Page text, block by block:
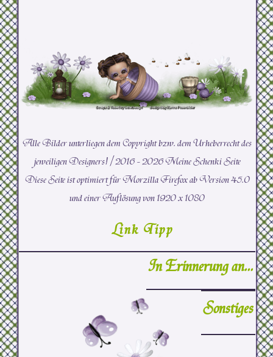
Alle Bilder unterliegen dem Copyright bzw. dem Urheberrecht des
jeweiligen Designers! / 2016 -2026 Meine Schenki Seite
Diese Seite ist optimiert für Morzilla Firefox ab Version 45.0
und einer Auflösung von 1920 x 1080
Link Tipp
In Erinnerung an...
Sonstiges